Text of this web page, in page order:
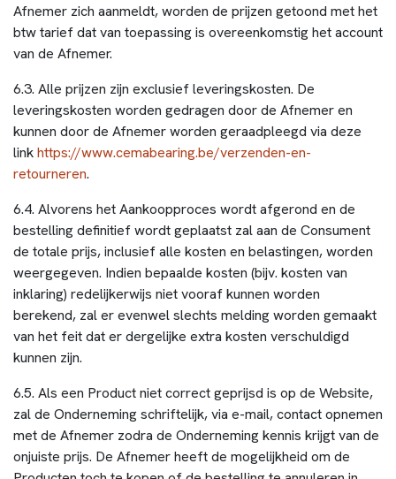
Afnemer zich aanmeldt, worden de prijzen getoond met het
btw tarief dat van toepassing is overeenkomstig het account
van de Afnemer.
6.3. Alle prijzen zijn exclusief leveringskosten. De
leveringskosten worden gedragen door de Afnemer en
kunnen door de Afnemer worden geraadpleegd via deze
linkhttps://www.cemabearing.be/verzenden-en-
retourneren.
6.4. Alvorens het Aankoopproces wordt afgerond en de
bestelling definitief wordt geplaatst zal aan de Consument
de totale prijs, inclusief alle kosten en belastingen, worden
weergegeven. Indien bepaalde kosten (bijv. kosten van
inklaring) redelijkerwijs niet vooraf kunnen worden
berekend, zal er evenwel slechts melding worden gemaakt
van het feit dat er dergelijke extra kosten verschuldigd
kunnen zijn.
6.5. Als een Product niet correct geprijsd is op de Website,
zal de Onderneming schriftelijk, via e-mail, contact opnemen
met de Afnemer zodra de Onderneming kennis krijgt van de
onjuiste prijs. De Afnemer heeft de mogelijkheid om de